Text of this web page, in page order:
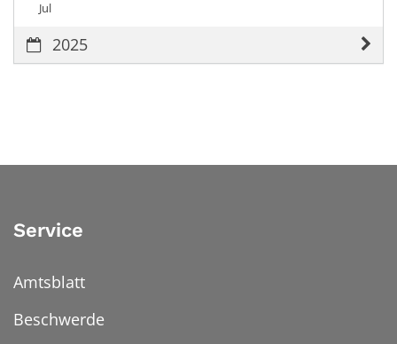
Jul
2025
Service
Amtsblatt
Beschwerde